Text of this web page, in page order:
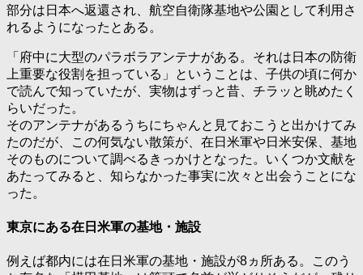
部分は日本へ返還され、航空自衛隊基地や公園として利用さ
れるようになったとある。
「府中に大型のパラボラアンテナがある。それは日本の防衛
上重要な役割を担っている」ということは、子供の頃に何か
で読んで知っていたが、実物はずっと昔、チラッと眺めたく
らいだった。
そのアンテナがあるうちにちゃんと見ておこうと出かけてみ
たのだが、この何気ない散策が、在日米軍や日米安保、基地
そのものについて調べるきっかけとなった。いくつか文献を
あたってみると、知らなかった事実に次々と出会うことにな
った。
東京にある在日米軍の基地・施設
例えば都内には在日米軍の基地・施設が8ヵ所ある。このう